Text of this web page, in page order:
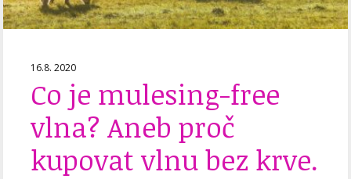
16.8. 2020
Co je mulesing-free
vlna? Aneb proč
kupovat vlnu bez krve.